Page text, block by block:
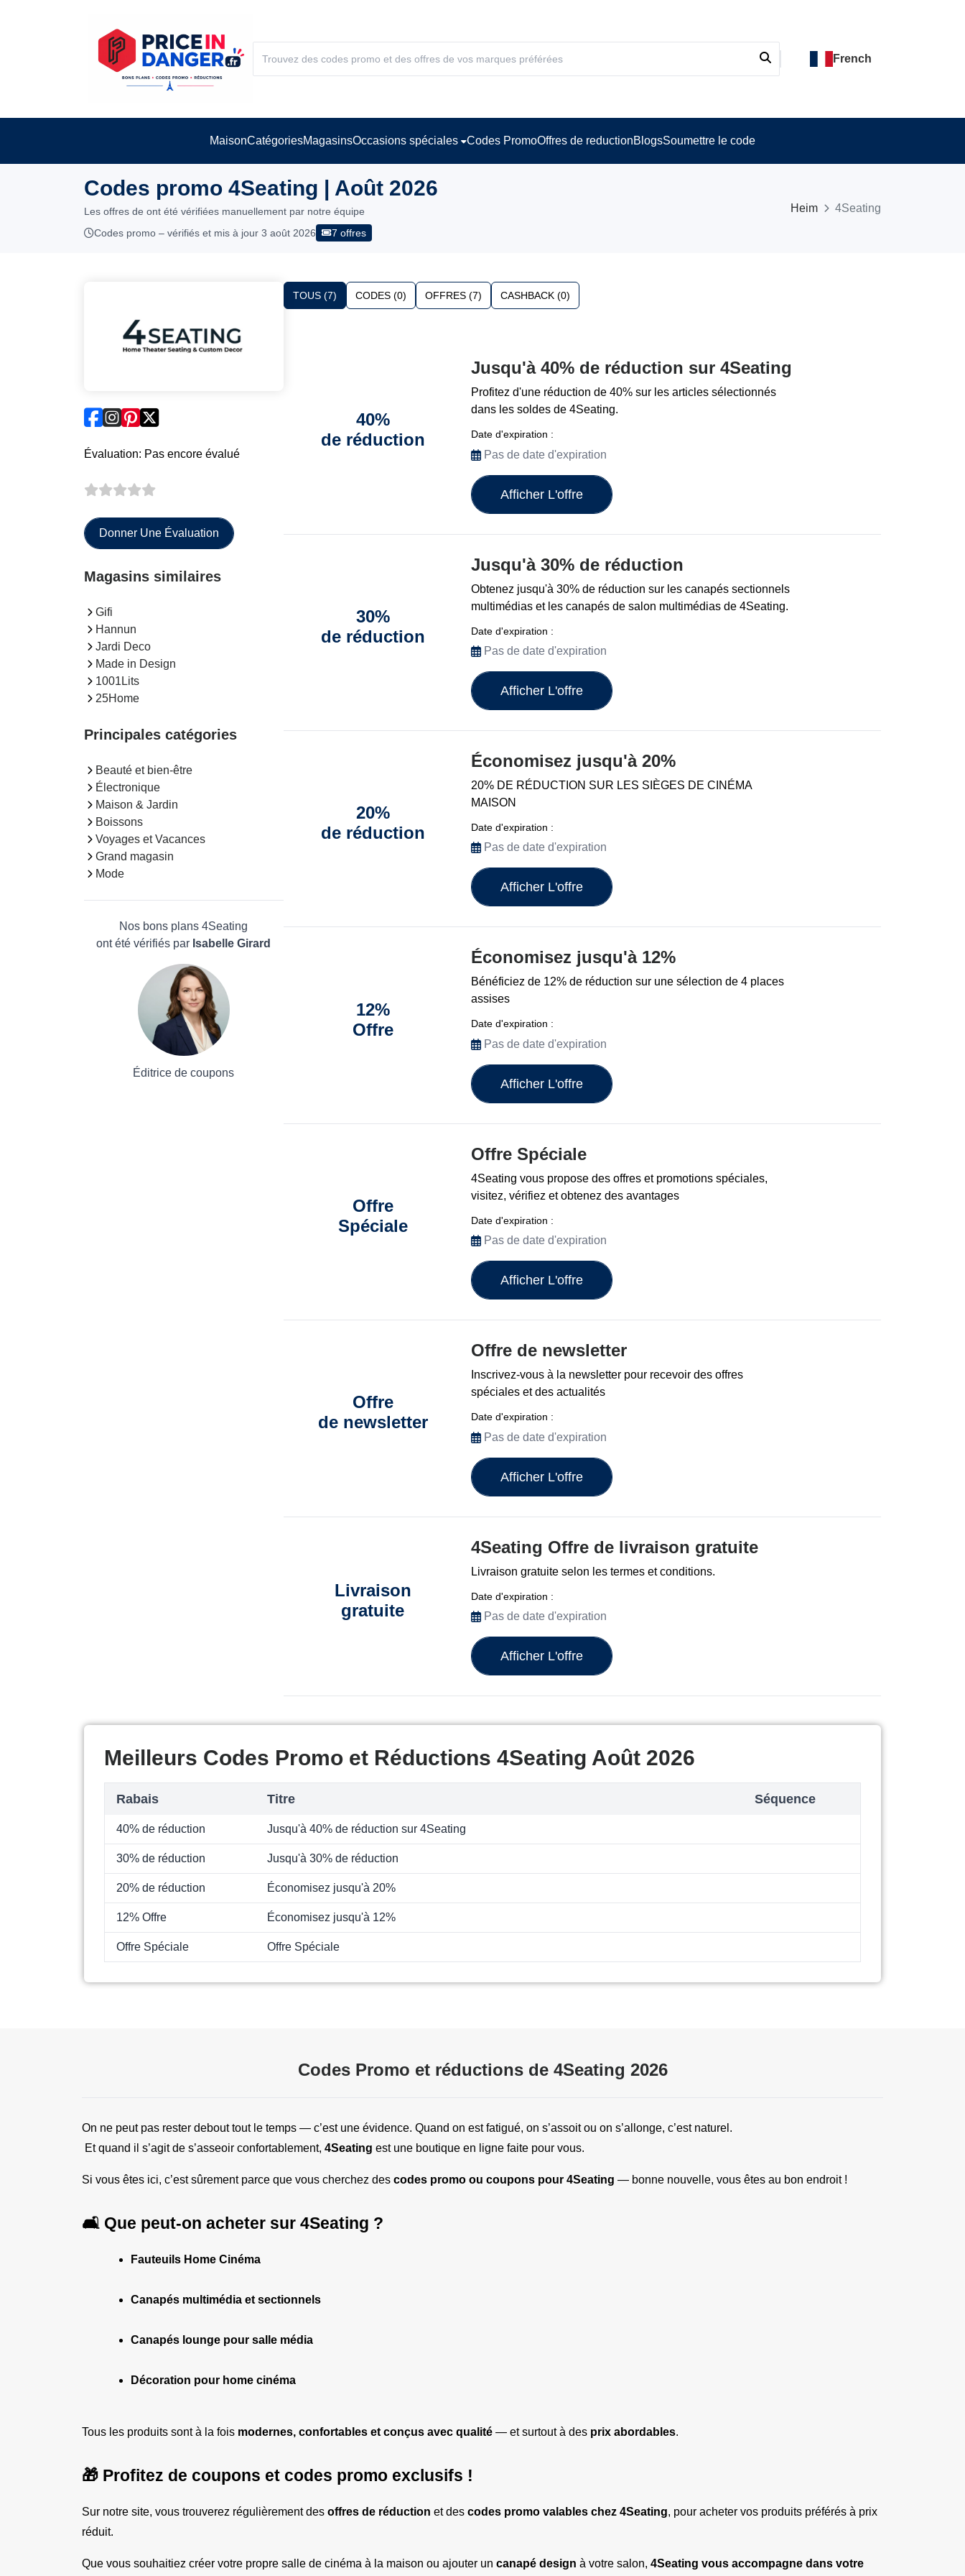
French
MaisonCatégoriesMagasinsOccasions spéciales Codes PromoOffres de reductionBlogsSoumettre le code
Codes promo 4Seating | Août 2026
Les offres de ont été vérifiées manuellement par notre équipe
Codes promo – vérifiés et mis à jour 3 août 2026
7 offres
Heim 4Seating
Évaluation: Pas encore évalué
Donner Une Évaluation
Magasins similaires
Gifi
Hannun
Jardi Deco
Made in Design
1001Lits
25Home
Principales catégories
Beauté et bien-être
Électronique
Maison & Jardin
Boissons
Voyages et Vacances
Grand magasin
Mode
Nos bons plans 4Seating
ont été vérifiés par Isabelle Girard
Éditrice de coupons
TOUS (7) CODES (0) OFFRES (7) CASHBACK (0)
40%
de réduction
Jusqu'à 40% de réduction sur 4Seating
Profitez d'une réduction de 40% sur les articles sélectionnés
dans les soldes de 4Seating.
Date d'expiration :
Pas de date d'expiration
Afficher L'offre
30%
de réduction
Jusqu'à 30% de réduction
Obtenez jusqu'à 30% de réduction sur les canapés sectionnels
multimédias et les canapés de salon multimédias de 4Seating.
Date d'expiration :
Pas de date d'expiration
Afficher L'offre
20%
de réduction
Économisez jusqu'à 20%
20% DE RÉDUCTION SUR LES SIÈGES DE CINÉMA
MAISON
Date d'expiration :
Pas de date d'expiration
Afficher L'offre
12%
Offre
Économisez jusqu'à 12%
Bénéficiez de 12% de réduction sur une sélection de 4 places
assises
Date d'expiration :
Pas de date d'expiration
Afficher L'offre
Offre
Spéciale
Offre Spéciale
4Seating vous propose des offres et promotions spéciales,
visitez, vérifiez et obtenez des avantages
Date d'expiration :
Pas de date d'expiration
Afficher L'offre
Offre
de newsletter
Offre de newsletter
Inscrivez-vous à la newsletter pour recevoir des offres
spéciales et des actualités
Date d'expiration :
Pas de date d'expiration
Afficher L'offre
Livraison
gratuite
4Seating Offre de livraison gratuite
Livraison gratuite selon les termes et conditions.
Date d'expiration :
Pas de date d'expiration
Afficher L'offre
Meilleurs Codes Promo et Réductions 4Seating Août 2026
Rabais Titre Séquence
40% de réduction Jusqu'à 40% de réduction sur 4Seating
30% de réduction Jusqu'à 30% de réduction
20% de réduction Économisez jusqu'à 20%
12% Offre Économisez jusqu'à 12%
Offre Spéciale Offre Spéciale
Codes Promo et réductions de 4Seating 2026
On ne peut pas rester debout tout le temps — c’est une évidence. Quand on est fatigué, on s’assoit ou on s’allonge, c’est naturel.
Et quand il s’agit de s’asseoir confortablement, 4Seating est une boutique en ligne faite pour vous.
Si vous êtes ici, c’est sûrement parce que vous cherchez des codes promo ou coupons pour 4Seating — bonne nouvelle, vous êtes au bon endroit !
🛋️ Que peut-on acheter sur 4Seating ?
Fauteuils Home Cinéma
Canapés multimédia et sectionnels
Canapés lounge pour salle média
Décoration pour home cinéma
Tous les produits sont à la fois modernes, confortables et conçus avec qualité — et surtout à des prix abordables.
🎁 Profitez de coupons et codes promo exclusifs !
Sur notre site, vous trouverez régulièrement des offres de réduction et des codes promo valables chez 4Seating, pour acheter vos produits préférés à prix
réduit.
Que vous souhaitiez créer votre propre salle de cinéma à la maison ou ajouter un canapé design à votre salon, 4Seating vous accompagne dans votre